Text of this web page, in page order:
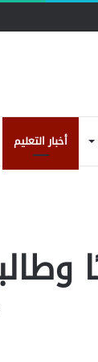
أخبار التعليم